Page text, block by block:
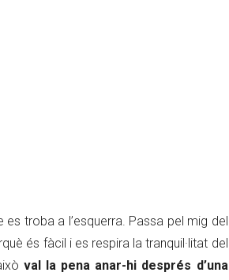
troba a l’esquerra. Passa pel mig del
és fàcil i es respira la tranquil·litat del
val la pena anar-hi després d’una